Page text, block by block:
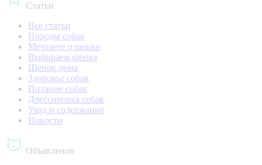
Статьи
Все статьи
Породы собак
Мечтаете о щенке
Выбираем щенка
Щенок дома
Здоровье собак
Питание собак
Дрессировка собак
Уход и содержание
Новости
Объявления